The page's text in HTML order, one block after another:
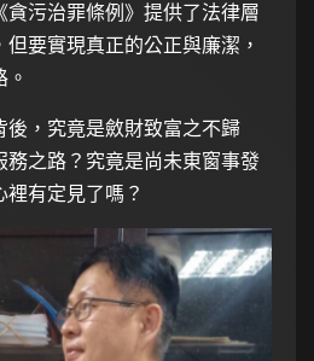
污治罪條例》提供了法律層
要實現真正的公正與廉潔，
後，究竟是斂財致富之不歸
務之路？究竟是尚未東窗事發
有定見了嗎？